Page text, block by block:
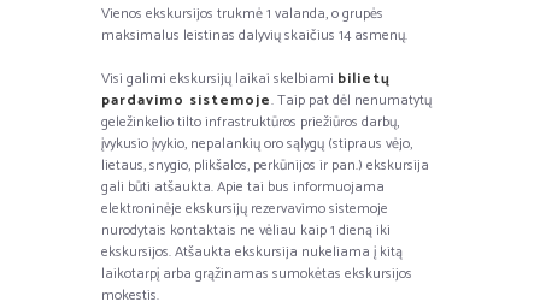
Vienos ekskursijos trukmė 1 valanda, o grupės
maksimalus leistinas dalyvių skaičius 14 asmenų.
Visi galimi ekskursijų laikai skelbiami bilietų
pardavimo sistemoje. Taip pat dėl nenumatytų
geležinkelio tilto infrastruktūros priežiūros darbų,
įvykusio įvykio, nepalankių oro sąlygų (stipraus vėjo,
lietaus, snygio, plikšalos, perkūnijos ir pan.) ekskursija
gali būti atšaukta. Apie tai bus informuojama
elektroninėje ekskursijų rezervavimo sistemoje
nurodytais kontaktais ne vėliau kaip 1 dieną iki
ekskursijos. Atšaukta ekskursija nukeliama į kitą
laikotarpį arba grąžinamas sumokėtas ekskursijos
mokestis.